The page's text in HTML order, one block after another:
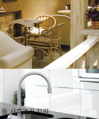
사후관리 지원